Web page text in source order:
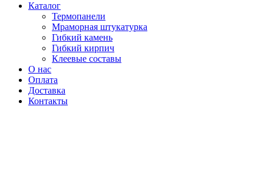
Каталог
Термопанели
Мраморная штукатурка
Гибкий камень
Гибкий кирпич
Клеевые составы
О нас
Оплата
Доставка
Контакты